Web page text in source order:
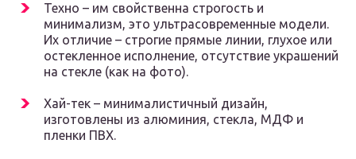
Техно – им свойственна строгость и
минимализм, это ультрасовременные модели.
Их отличие – строгие прямые линии, глухое или
остекленное исполнение, отсутствие украшений
на стекле (как на фото).
Хай-тек – минималистичный дизайн,
изготовлены из алюминия, стекла, МДФ и
пленки ПВХ.